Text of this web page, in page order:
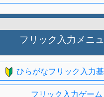
フリック入力メニ
ひらがなフリック入力
フリック入力ゲーム